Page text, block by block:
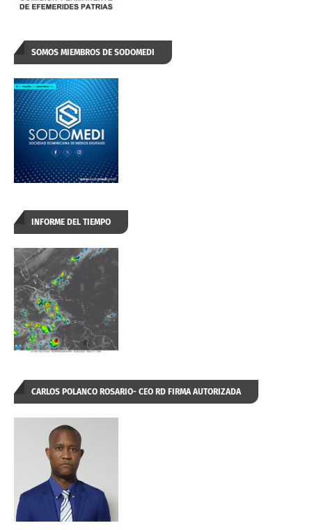
SOMOS MIEMBROS DE SODOMEDI
INFORME DEL TIEMPO
CARLOS POLANCO ROSARIO- CEO RD FIRMA AUTORIZADA